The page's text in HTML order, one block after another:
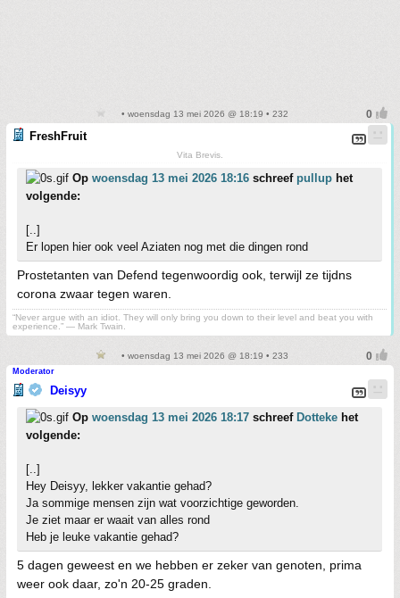
• woensdag 13 mei 2026 @ 18:19 • 232
FreshFruit
Vita Brevis.
Op woensdag 13 mei 2026 18:16 schreef pullup het
volgende:
[..]
Er lopen hier ook veel Aziaten nog met die dingen rond
Prostetanten van Defend tegenwoordig ook, terwijl ze tijdns
corona zwaar tegen waren.
“Never argue with an idiot. They will only bring you down to their level and beat you with
experience.” ― Mark Twain.
• woensdag 13 mei 2026 @ 18:19 • 233
Moderator
Deisyy
Op woensdag 13 mei 2026 18:17 schreef Dotteke het
volgende:
[..]
Hey Deisyy, lekker vakantie gehad?
Ja sommige mensen zijn wat voorzichtige geworden.
Je ziet maar er waait van alles rond
Heb je leuke vakantie gehad?
5 dagen geweest en we hebben er zeker van genoten, prima
weer ook daar, zo'n 20-25 graden.